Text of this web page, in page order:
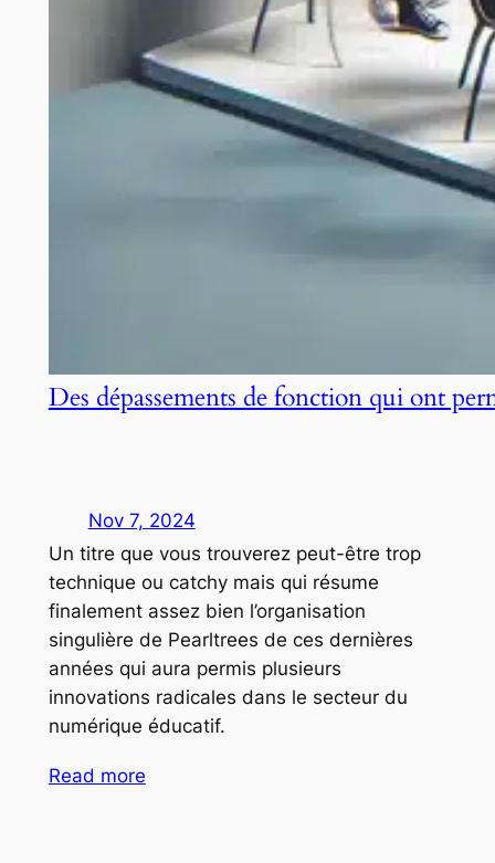
Des dépassements de fonction qui ont
Nov 7, 2024
Un titre que vous trouverez peut-être trop
technique ou catchy mais qui résume
finalement assez bien l’organisation
singulière de Pearltrees de ces dernières
années qui aura permis plusieurs
innovations radicales dans le secteur du
numérique éducatif.
Read more